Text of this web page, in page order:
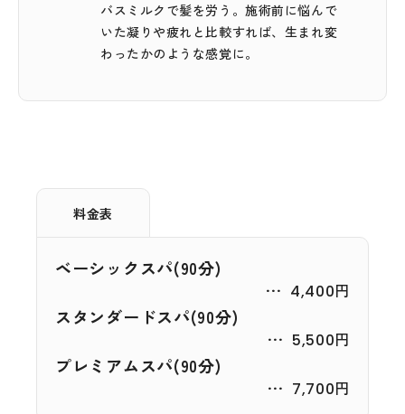
バスミルクで髪を労う。施術前に悩んで
いた凝りや疲れと比較すれば、生まれ変
わったかのような感覚に。
料金表
ベーシックスパ(90分)
4,400円
スタンダードスパ(90分)
5,500円
プレミアムスパ(90分)
7,700円